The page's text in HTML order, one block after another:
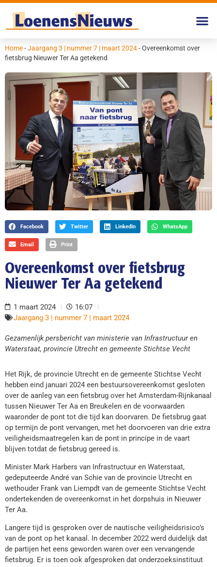
Home-Jaargang 3 | nummer 7 | maart 2024-Overeenkomst over
fietsbrug Nieuwer Ter Aa getekend
Facebook Twitter LinkedIn WhatsApp
Email Print
Overeenkomst over fietsbrug
Nieuwer Ter Aa getekend
1 maart 2024
16:07
Jaargang 3 | nummer 7 | maart 2024
Gezamenlijk persbericht van ministerie van Infrastructuur en
Waterstaat, provincie Utrecht en gemeente Stichtse Vecht
Het Rijk, de provincie Utrecht en de gemeente Stichtse Vecht
hebben eind januari 2024 een bestuursovereenkomst gesloten
over de aanleg van een fietsbrug over het Amsterdam-Rijnkanaal
tussen Nieuwer Ter Aa en Breukelen en de voorwaarden
waaronder de pont tot die tijd kan doorvaren. De fietsbrug gaat
op termijn de pont vervangen, met het doorvoeren van drie extra
veiligheidsmaatregelen kan de pont in principe in de vaart
blijven totdat de fietsbrug gereed is.
Minister Mark Harbers van Infrastructuur en Waterstaat,
gedeputeerde André van Schie van de provincie Utrecht en
wethouder Frank van Liempdt van de gemeente Stichtse Vecht
ondertekenden de overeenkomst in het dorpshuis in Nieuwer
Ter Aa.
Langere tijd is gesproken over de nautische veiligheidsrisico’s
van de pont op het kanaal. In december 2022 werd duidelijk dat
de partijen het eens geworden waren over een vervangende
fietsbrug. Er is toen ook afgesproken dat onderzoeksinstituut